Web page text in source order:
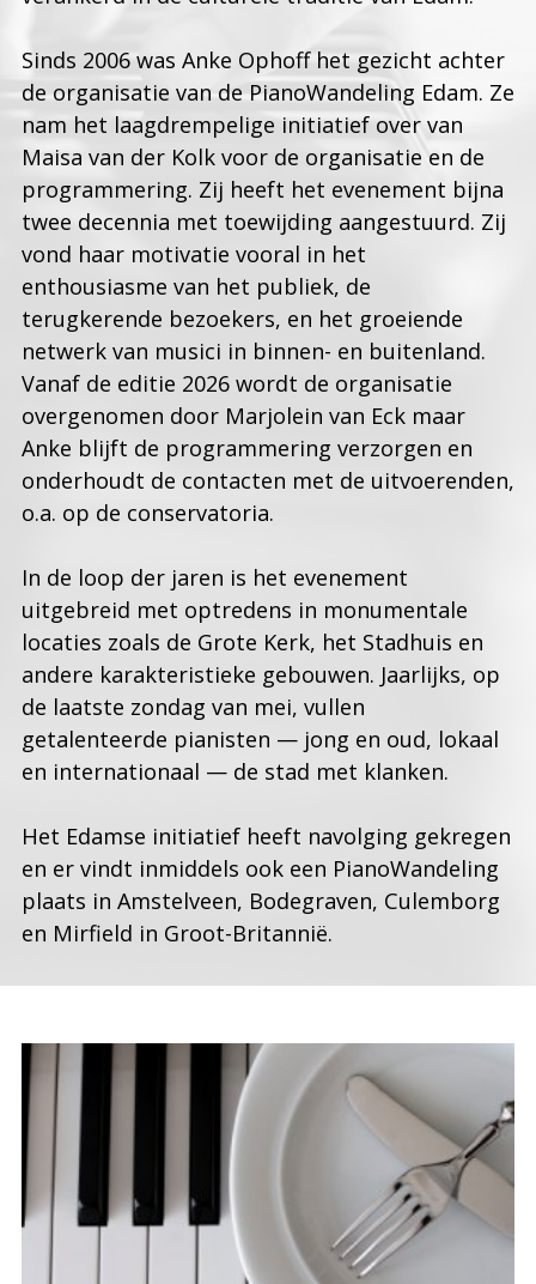
Sinds 2006 was Anke Ophoff het gezicht achter
de organisatie van de PianoWandeling Edam. Ze
nam het laagdrempelige initiatief over van
Maisa van der Kolk voor de organisatie en de
programmering. Zij heeft het evenement bijna
twee decennia met toewijding aangestuurd. Zij
vond haar motivatie vooral in het
enthousiasme van het publiek, de
terugkerende bezoekers, en het groeiende
netwerk van musici in binnen- en buitenland.
Vanaf de editie 2026 wordt de organisatie
overgenomen door Marjolein van Eck maar
Anke blijft de programmering verzorgen en
onderhoudt de contacten met de uitvoerenden,
o.a. op de conservatoria.
In de loop der jaren is het evenement
uitgebreid met optredens in monumentale
locaties zoals de Grote Kerk, het Stadhuis en
andere karakteristieke gebouwen. Jaarlijks, op
de laatste zondag van mei, vullen
getalenteerde pianisten — jong en oud, lokaal
en internationaal — de stad met klanken.
Het Edamse initiatief heeft navolging gekregen
en er vindt inmiddels ook een PianoWandeling
plaats in Amstelveen, Bodegraven, Culemborg
en Mirfield in Groot-Britannië.